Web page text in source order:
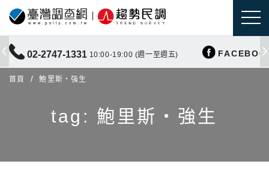
02-2747-1331 10:00-19:00 (週一至週五)
首頁 鮑里斯・強生
tag: 鮑里斯・強生